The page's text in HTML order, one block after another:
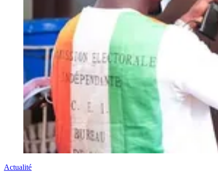
Actualité